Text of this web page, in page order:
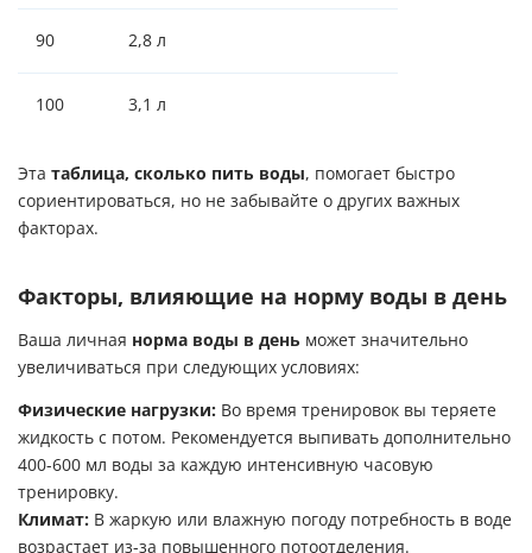
90 2,8 л
100 3,1 л
Эта таблица, сколько пить воды, помогает быстро
сориентироваться, но не забывайте о других важных
факторах.
Факторы, влияющие на норму воды в день
Ваша личная норма воды в день может значительно
увеличиваться при следующих условиях:
Физические нагрузки: Во время тренировок вы теряете
жидкость с потом. Рекомендуется выпивать дополнительно
400-600 мл воды за каждую интенсивную часовую
тренировку.
Климат: В жаркую или влажную погоду потребность в воде
возрастает из-за повышенного потоотделения.